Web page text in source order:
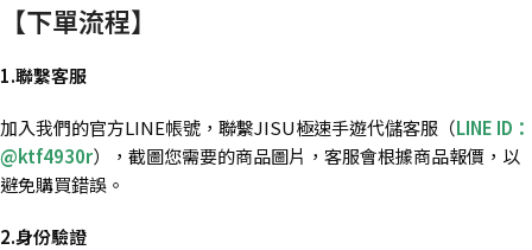
【下單流程】
1.聯繫客服
加入我們的官方LINE帳號，聯繫JISU極速手遊代儲客服（LINE ID：
@ktf4930r），截圖您需要的商品圖片，客服會根據商品報價，以
避免購買錯誤。
2.身份驗證